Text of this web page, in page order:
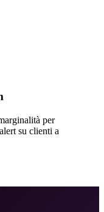
per
su clienti a